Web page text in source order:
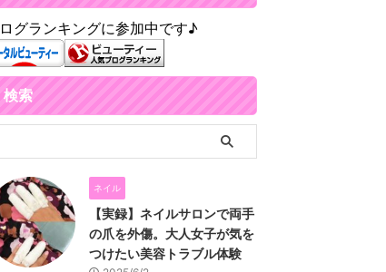
グランキングに参加中です♪
検索
ネイル
【実録】ネイルサロンで両手
の爪を外傷。大人女子が気を
つけたい美容トラブル体験